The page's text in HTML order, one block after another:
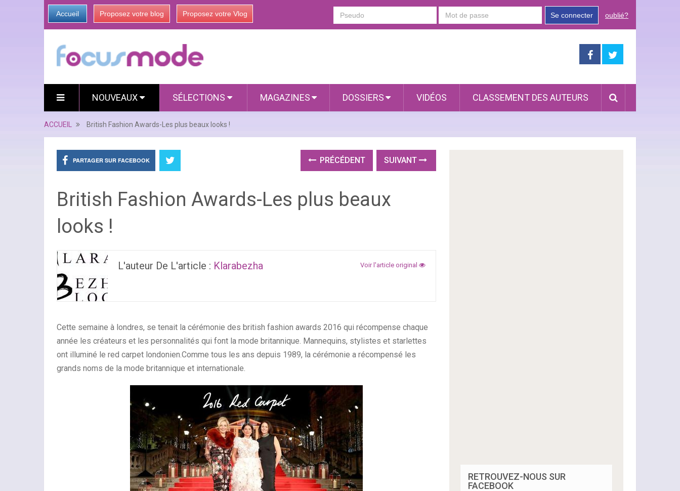
Accueil Proposez votre blog Proposez votre Vlog Se connecter oublié?
NOUVEAUX SÉLECTIONS MAGAZINES DOSSIERS VIDÉOS CLASSEMENT DES AUTEURS
ACCUEIL British Fashion Awards-Les plus beaux looks !
PARTAGER SUR FACEBOOK PRÉCÉDENT SUIVANT
British Fashion Awards-Les plus beaux
looks !
L'auteur De L'article : Klarabezha Voir l'article original
Cette semaine à londres, se tenait la cérémonie des british fashion awards 2016 qui récompense chaque
année les créateurs et les personnalités qui font la mode britannique. Mannequins, stylistes et starlettes
ont illuminé le red carpet londonien.Comme tous les ans depuis 1989, la cérémonie a récompensé les
grands noms de la mode britannique et internationale.
RETROUVEZ-NOUS SUR
FACEBOOK